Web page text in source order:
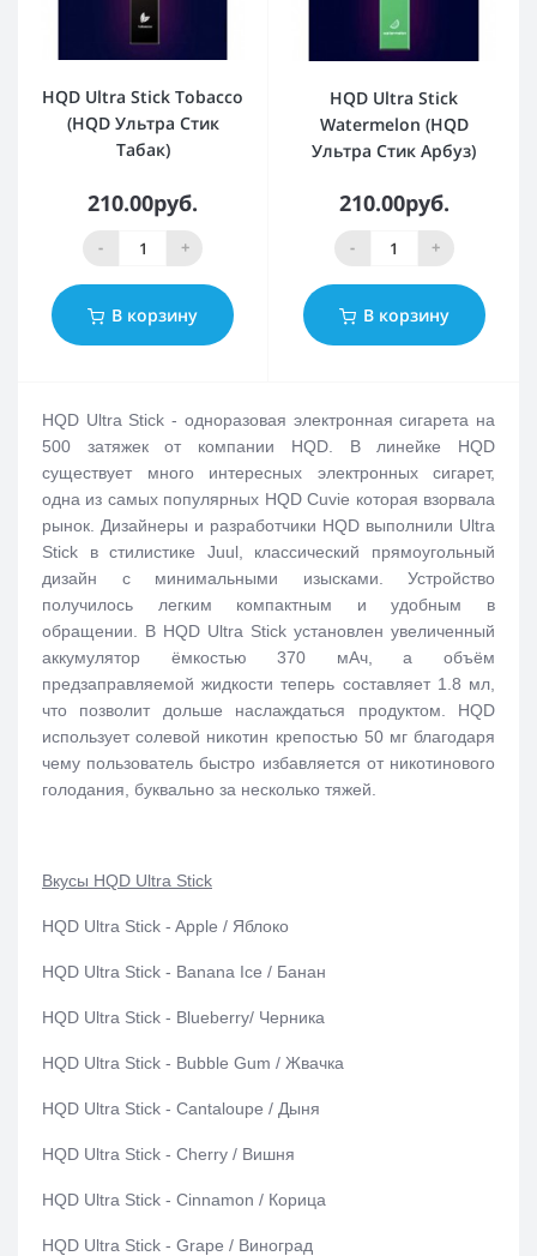
HQD Ultra Stick Tobacco
(HQD Ультра Стик
Табак)
210.00руб.
- +
В корзину
HQD Ultra Stick
Watermelon (HQD
Ультра Стик Арбуз)
210.00руб.
- +
В корзину
HQD Ultra Stick - одноразовая электронная сигарета на
500 затяжек от компании HQD. В линейке HQD
существует много интересных электронных сигарет,
одна из самых популярных HQD Cuvie которая взорвала
рынок. Дизайнеры и разработчики HQD выполнили Ultra
Stick в стилистике Juul, классический прямоугольный
дизайн с минимальными изысками. Устройство
получилось легким компактным и удобным в
обращении. В HQD Ultra Stick установлен увеличенный
аккумулятор ёмкостью 370 мАч, а объём
предзаправляемой жидкости теперь составляет 1.8 мл,
что позволит дольше наслаждаться продуктом. HQD
использует солевой никотин крепостью 50 мг благодаря
чему пользователь быстро избавляется от никотинового
голодания, буквально за несколько тяжей.
Вкусы HQD Ultra Stick
HQD Ultra Stick - Apple / Яблоко
HQD Ultra Stick - Banana Ice / Банан
HQD Ultra Stick - Blueberry/ Черника
HQD Ultra Stick - Bubble Gum / Жвачка
HQD Ultra Stick - Cantaloupe / Дыня
HQD Ultra Stick - Cherry / Вишня
HQD Ultra Stick - Cinnamon / Корица
HQD Ultra Stick - Grape / Виноград